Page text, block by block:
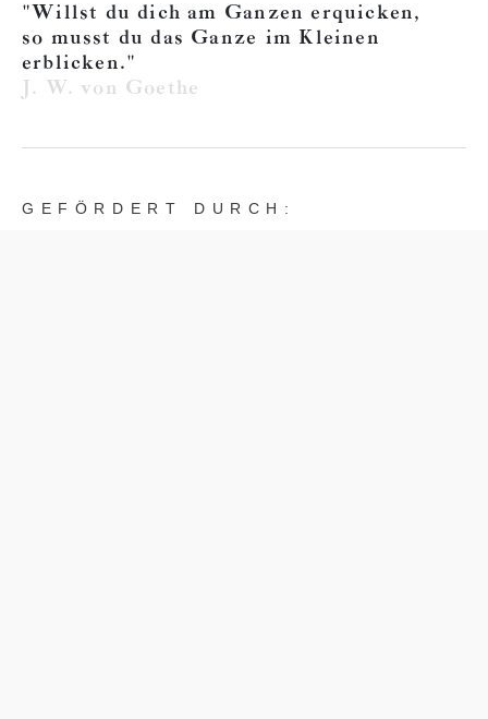
"Willst du dich am Ganzen erquicken,
so musst du das Ganze im Kleinen
erblicken."
J. W. von Goethe
GEFÖRDERT DURCH: